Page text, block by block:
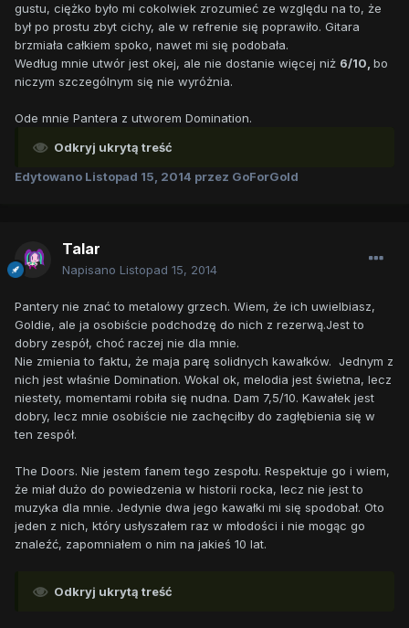
gustu, ciężko było mi cokolwiek zrozumieć ze względu na to, że
był po prostu zbyt cichy, ale w refrenie się poprawiło. Gitara
brzmiała całkiem spoko, nawet mi się podobała.
Według mnie utwór jest okej, ale nie dostanie więcej niż 6/10, bo
niczym szczególnym się nie wyróżnia.
Ode mnie Pantera z utworem Domination.
Odkryj ukrytą treść
Edytowano Listopad 15, 2014 przez GoForGold
Talar
Napisano Listopad 15, 2014
Pantery nie znać to metalowy grzech. Wiem, że ich uwielbiasz,
Goldie, ale ja osobiście podchodzę do nich z rezerwą.Jest to
dobry zespół, choć raczej nie dla mnie.
Nie zmienia to faktu, że maja parę solidnych kawałków. Jednym z
nich jest właśnie Domination. Wokal ok, melodia jest świetna, lecz
niestety, momentami robiła się nudna. Dam 7,5/10. Kawałek jest
dobry, lecz mnie osobiście nie zachęciłby do zagłębienia się w
ten zespół.
The Doors. Nie jestem fanem tego zespołu. Respektuje go i wiem,
że miał dużo do powiedzenia w historii rocka, lecz nie jest to
muzyka dla mnie. Jedynie dwa jego kawałki mi się spodobał. Oto
jeden z nich, który usłyszałem raz w młodości i nie mogąc go
znaleźć, zapomniałem o nim na jakieś 10 lat.
Odkryj ukrytą treść